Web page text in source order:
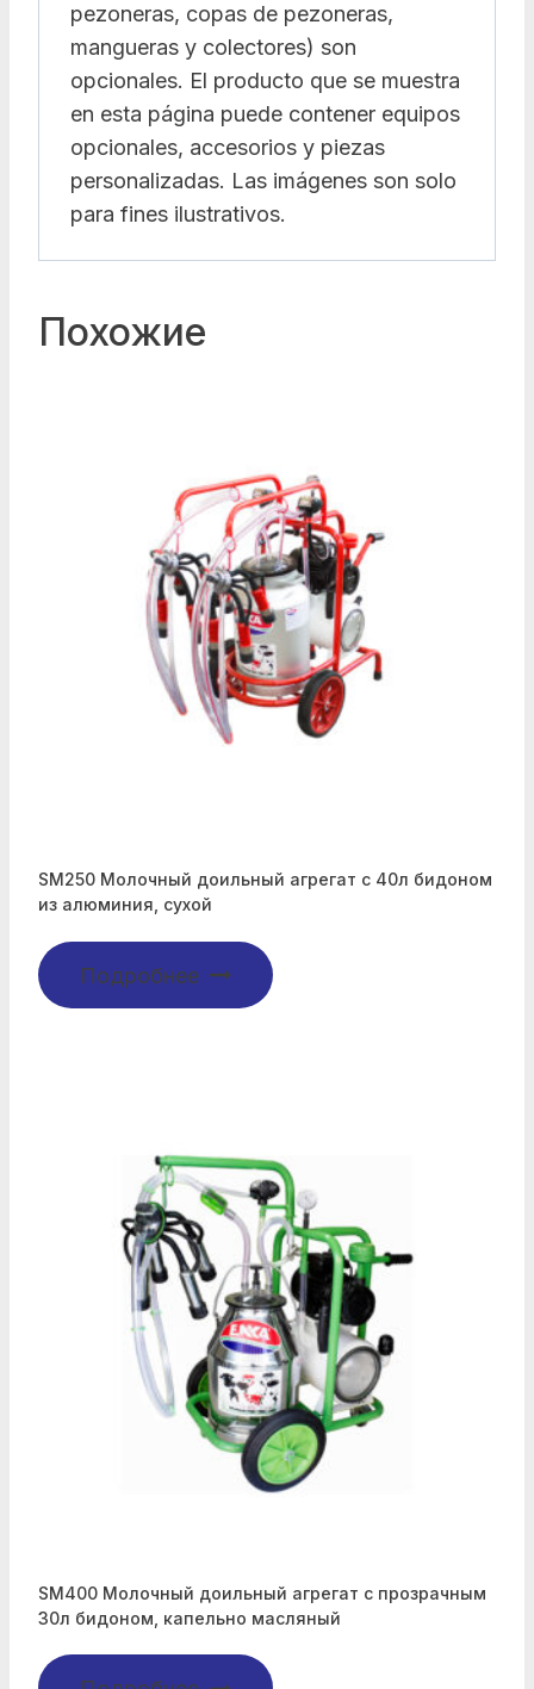
pezoneras, copas de pezoneras,
mangueras y colectores) son
opcionales. El producto que se muestra
en esta página puede contener equipos
opcionales, accesorios y piezas
personalizadas. Las imágenes son solo
para fines ilustrativos.
Похожие
SM250 Молочный доильный агрегат с 40л бидоном
из алюминия, сухой
Подробнее
SM400 Молочный доильный агрегат с прозрачным
30л бидоном, капельно масляный